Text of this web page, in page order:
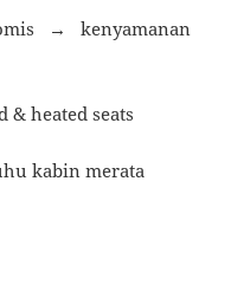
→ kenyamanan
heated seats
kabin merata